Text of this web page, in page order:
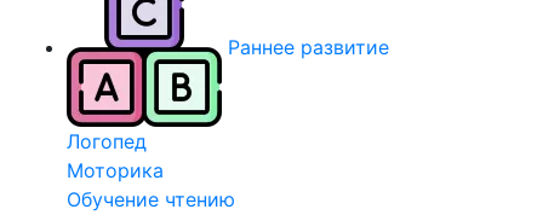
Раннее развитие
Логопед
Моторика
Обучение чтению